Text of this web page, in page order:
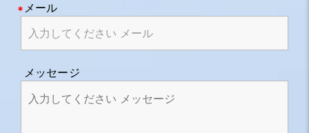
メール
メッセージ